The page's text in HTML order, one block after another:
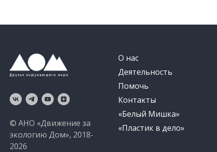
© АНО «Движение за
экологию Дом», 2018-
2026
О нас
Деятельность
Помочь
Контакты
«Белый Мишка»
«Пластик в дело»